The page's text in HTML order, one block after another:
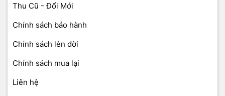
Thu Cũ - Đổi Mới
Chính sách bảo hành
Chính sách lên đời
Chính sách mua lại
Liên hệ